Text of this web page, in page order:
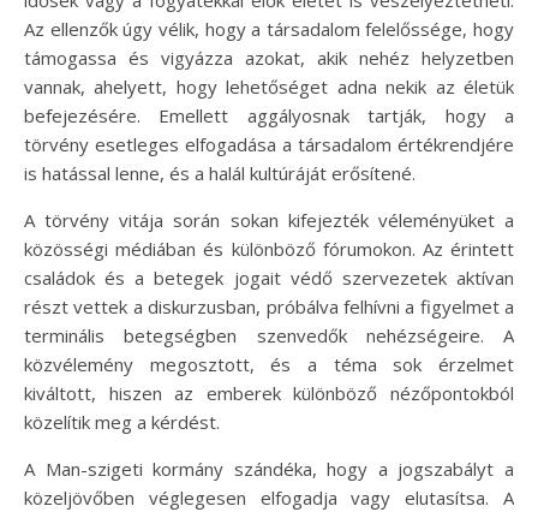
Az ellenzők úgy vélik, hogy a társadalom felelőssége, hogy
támogassa és vigyázza azokat, akik nehéz helyzetben
vannak, ahelyett, hogy lehetőséget adna nekik az életük
befejezésére. Emellett aggályosnak tartják, hogy a
törvény esetleges elfogadása a társadalom értékrendjére
is hatással lenne, és a halál kultúráját erősítené.
A törvény vitája során sokan kifejezték véleményüket a
közösségi médiában és különböző fórumokon. Az érintett
családok és a betegek jogait védő szervezetek aktívan
részt vettek a diskurzusban, próbálva felhívni a figyelmet a
terminális betegségben szenvedők nehézségeire. A
közvélemény megosztott, és a téma sok érzelmet
kiváltott, hiszen az emberek különböző nézőpontokból
közelítik meg a kérdést.
A Man-szigeti kormány szándéka, hogy a jogszabályt a
közeljövőben véglegesen elfogadja vagy elutasítsa. A